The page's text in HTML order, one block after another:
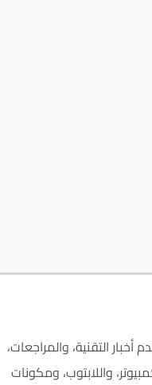
التقنية، والمراجعات،
واللابتوب، ومكونات